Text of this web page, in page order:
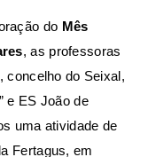
do Mês
, as professoras
concelho do Seixal,
e ES João de
uma atividade de
Fertagus, em